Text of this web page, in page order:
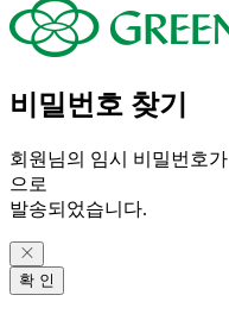
비밀번호 찾기
회원님의 임시 비밀번호가
으로
발송되었습니다.
확 인